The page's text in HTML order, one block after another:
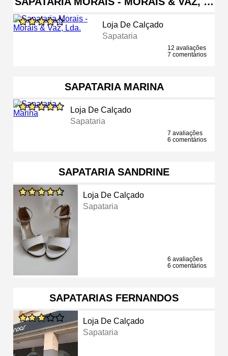
Loja De Calçado
Sapataria
12 avaliações
7 comentários
SAPATARIA MARINA
Loja De Calçado
Sapataria
7 avaliações
6 comentários
SAPATARIA SANDRINE
Loja De Calçado
Sapataria
6 avaliações
6 comentários
SAPATARIAS FERNANDOS
Loja De Calçado
Sapataria